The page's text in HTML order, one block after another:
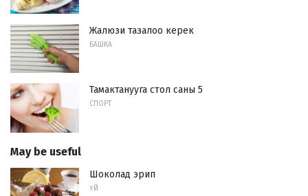
Жалюзи тазалоо керек
БАШКА
Тамактанууга стол саны 5
СПОРТ
May be useful
Шоколад эрип
ҮЙ